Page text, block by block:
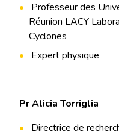
Professeur des
Réunion LACY
Cyclones
Expert physique
Pr Alicia Torriglia
Directrice de